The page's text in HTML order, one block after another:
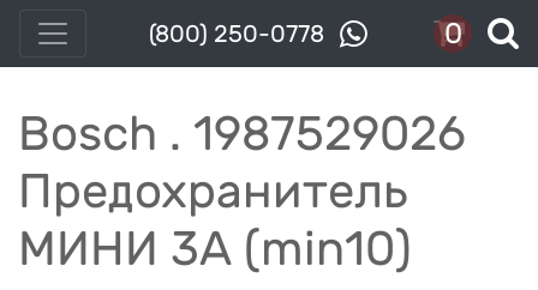
(800) 250-0778 0
Bosch . 1987529026
Предохранитель
МИНИ 3А (min10)